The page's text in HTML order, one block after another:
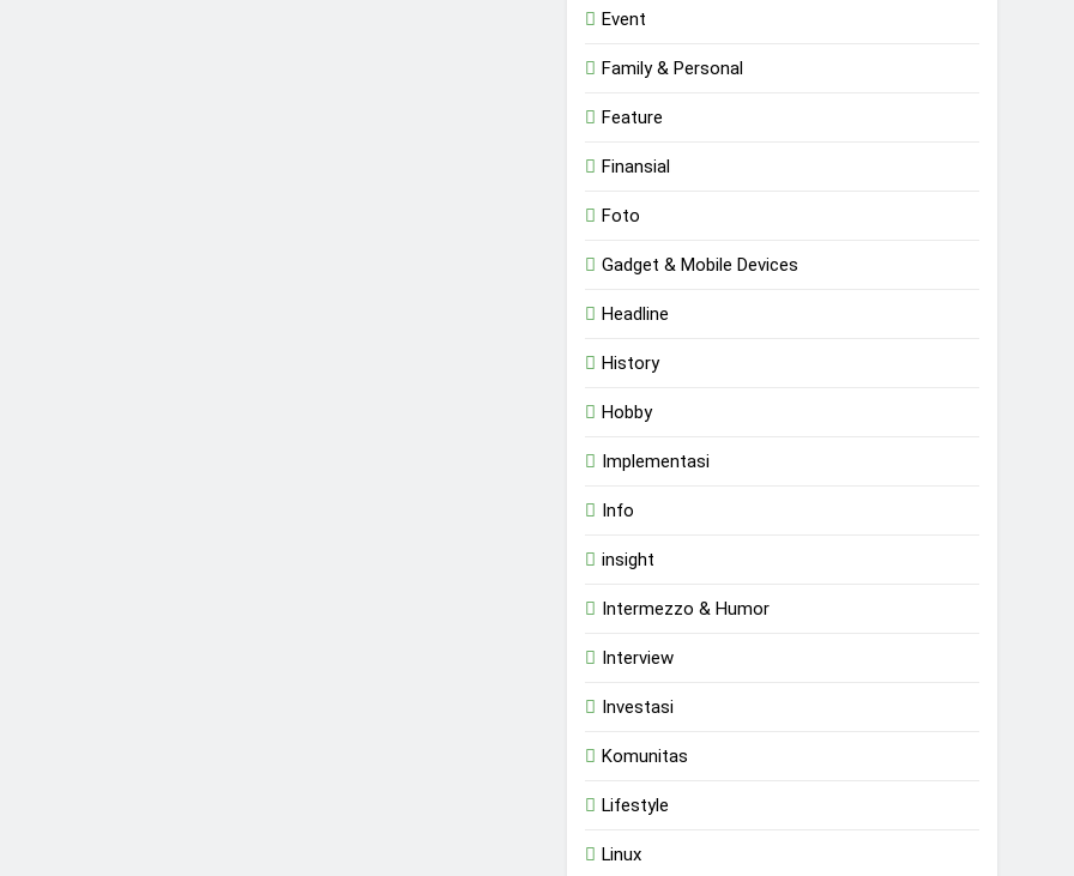
Event
Family & Personal
Feature
Finansial
Foto
Gadget & Mobile Devices
Headline
History
Hobby
Implementasi
Info
insight
Intermezzo & Humor
Interview
Investasi
Komunitas
Lifestyle
Linux